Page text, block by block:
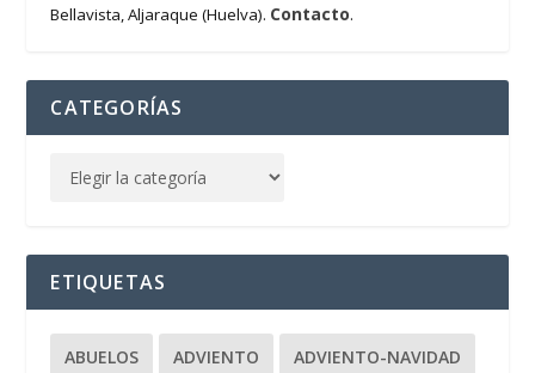
Bellavista, Aljaraque (Huelva). Contacto.
CATEGORÍAS
ETIQUETAS
ABUELOS ADVIENTO ADVIENTO-NAVIDAD